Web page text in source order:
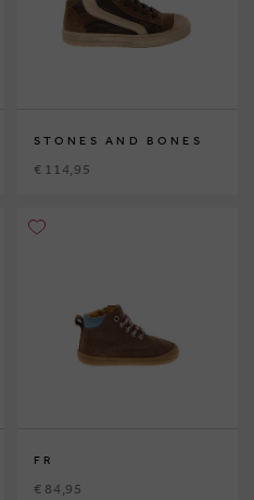
STONES AND BONES
€ 114,95
FR
€ 84,95